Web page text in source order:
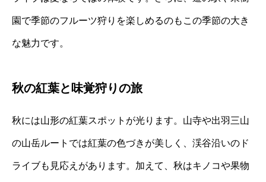
園で季節のフルーツ狩りを楽しめるのもこの季節の大き
な魅力です。
秋の紅葉と味覚狩りの旅
秋には山形の紅葉スポットが光ります。山寺や出羽三山
の山岳ルートでは紅葉の色づきが美しく、渓谷沿いのド
ライブも見応えがあります。加えて、秋はキノコや果物